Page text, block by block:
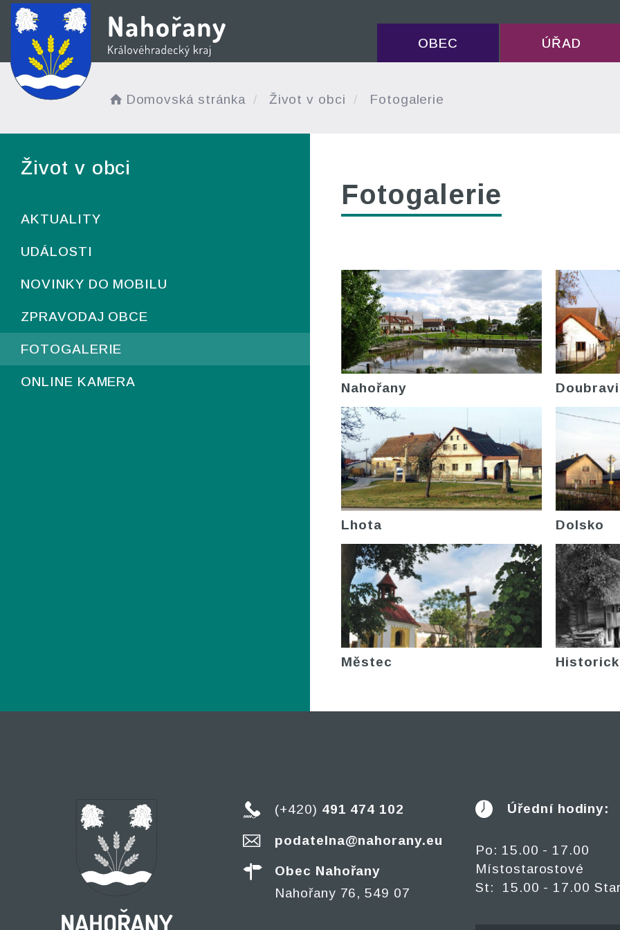
OBEC ÚŘAD
Domovská stránka Život v obci Fotogalerie
Život v obci
AKTUALITY
UDÁLOSTI
NOVINKY DO MOBILU
ZPRAVODAJ OBCE
FOTOGALERIE
ONLINE KAMERA
Fotogalerie
Nahořany
Lhota Dolsko
Městec
(+420) 491 474 102
podatelna@nahorany.eu
Obec Nahořany
Nahořany 76, 549 07
Úřední hodiny:
Po: 15.00 - 17.00
Místostarostové
St: 15.00 - 17.00